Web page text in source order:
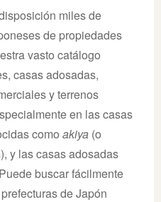
miles de
de propiedades
vasto catálogo
casas adosadas,
y terrenos
en las casas
como akiya (o
y las casas adosadas
buscar fácilmente
de Japón